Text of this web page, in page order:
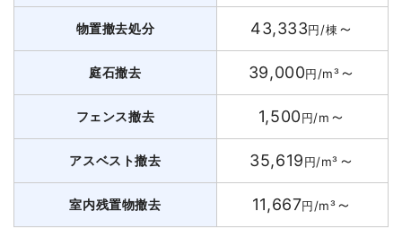
物置撤去処分 43,333円/棟～
庭石撤去 39,000円/m³～
フェンス撤去 1,500円/m ～
アスベスト撤去 35,619円/m³ ～
室内残置物撤去 11,667円/m³～